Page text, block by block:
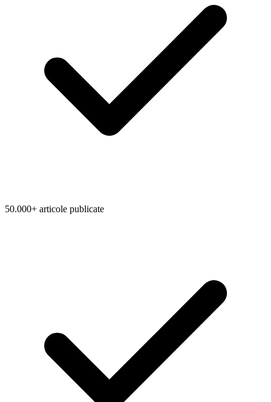
50.000+ articole publicate